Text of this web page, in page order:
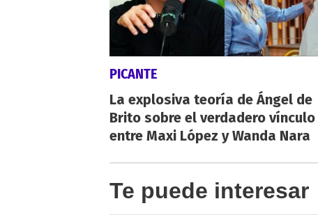
PICANTE
La explosiva teoría de Ángel de
Brito sobre el verdadero vínculo
entre Maxi López y Wanda Nara
Te puede interesar